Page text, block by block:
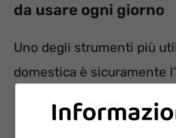
da usare ogni giorno
Uno degli strumenti più
domestica è sicuramente